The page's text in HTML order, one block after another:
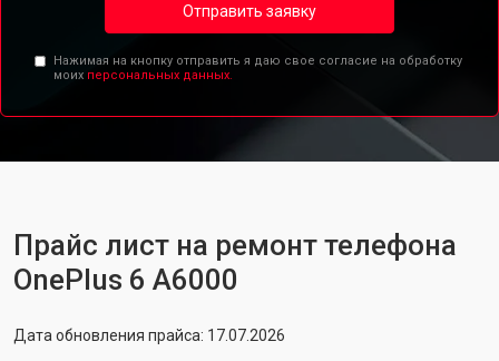
Отправить заявку
Нажимая на кнопку отправить я даю свое согласие на обработку
моих персональных данных.
Прайс лист на ремонт телефона
OnePlus 6 A6000
Дата обновления прайса: 17.07.2026